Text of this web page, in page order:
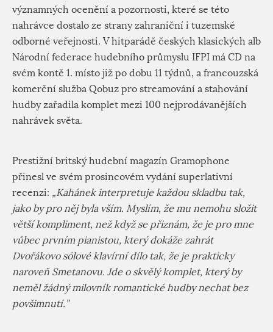
významných ocenění a pozornosti, které se této
nahrávce dostalo ze strany zahraniční i tuzemské
odborné veřejnosti. V hitparádě českých klasických alb
Národní federace hudebního průmyslu IFPI má CD na
svém kontě 1. místo již po dobu 11 týdnů, a francouzská
komerční služba Qobuz pro streamování a stahování
hudby zařadila komplet mezi 100 nejprodávanějších
nahrávek světa.
Prestižní britský hudební magazín Gramophone
přinesl ve svém prosincovém vydání superlativní
recenzi: „Kahánek interpretuje každou skladbu tak,
jako by pro něj byla vším. Myslím, že mu nemohu složit
větší kompliment, než když se přiznám, že je pro mne
vůbec prvním pianistou, který dokáže zahrát
Dvořákovo sólové klavírní dílo tak, že je prakticky
naroveň Smetanovu. Jde o skvělý komplet, který by
neměl žádný milovník romantické hudby nechat bez
povšimnutí.”